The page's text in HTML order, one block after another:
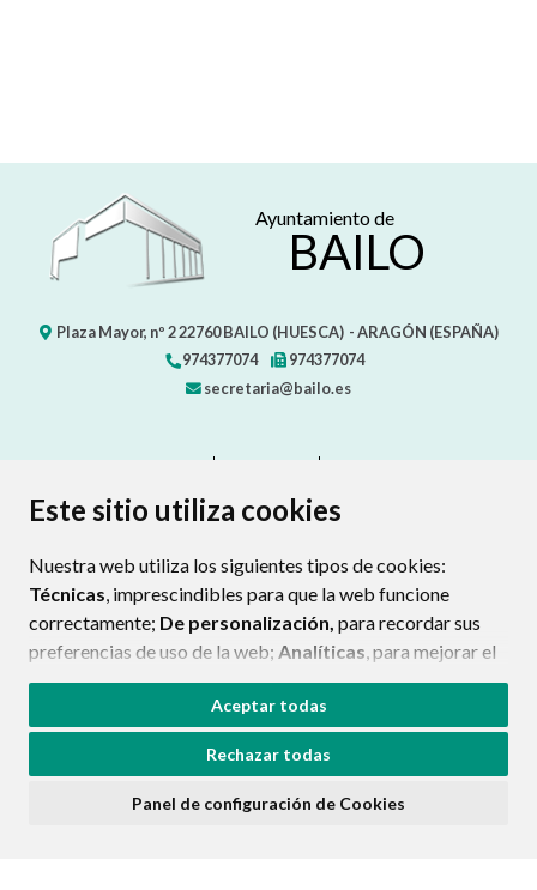
Este sitio utiliza cookies
Nuestra web utiliza los siguientes tipos de cookies:
Técnicas, imprescindibles para que la web funcione
correctamente; De personalización, para recordar sus
preferencias de uso de la web; Analíticas, para mejorar el
funcionamiento de la web y sus servicios.
Si acepta pulsando el botón“Aceptar todas”
consideramos que acepta su uso. Si pulsa el botón
ninguna acción, se guardarán las cookies técnicas
Aceptar todas
Rechazar todas
Panel de configuración de Cookies
Ayuntamiento de
BAILO
Plaza Mayor, nº 222760 BAILO (HUESCA) - ARAGÓN (ESPAÑA)
974377074
974377074
secretaria@bailo.es
PROTECCIÓN DE DATOS
POLÍTICA DE COOKIES